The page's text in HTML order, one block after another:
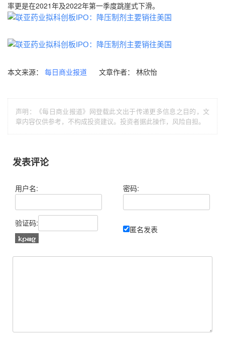
率更是在2021年及2022年第一季度跳崖式下滑。
本文来源： 每日商业报道 文章作者： 林欣怡
声明：《每日商业报道》网登载此文出于传递更多信息之目的，文
章内容仅供参考，不构成投资建议。投资者据此操作，风险自担。
发表评论
用户名: 密码:
验证码:
匿名发表